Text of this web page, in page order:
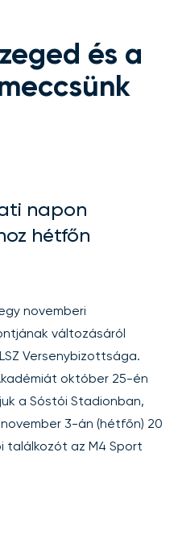
és a
napon
hétfőn
novemberi
változásáról
Versenybizottsága.
október 25-én
a Sóstói Stadionban,
3-án (hétfőn) 20
találkozót az M4 Sport